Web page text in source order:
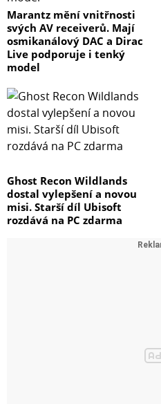
Marantz mění vnitřnosti
svých AV receiverů. Mají
osmikanálový DAC a Dirac
Live podporuje i tenký
model
Ghost Recon Wildlands
dostal vylepšení a novou
misi. Starší díl Ubisoft
rozdává na PC zdarma